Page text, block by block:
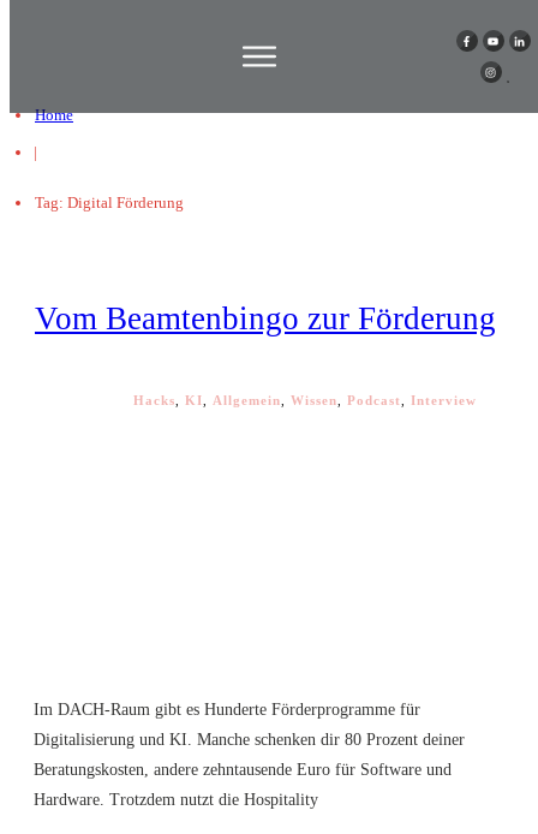
Home
|
Tag: Digital Förderung
Vom Beamtenbingo zur Förderung
Hacks KI Allgemein Wissen Podcast Interview
Im DACH-Raum gibt es Hunderte Förderprogramme für
Digitalisierung und KI. Manche schenken dir 80 Prozent deiner
Beratungskosten, andere zehntausende Euro für Software und
Hardware. Trotzdem nutzt die Hospitality